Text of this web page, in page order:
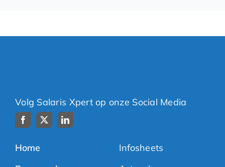
Volg Salaris Xpert op onze Social Media
Home
Infosheets